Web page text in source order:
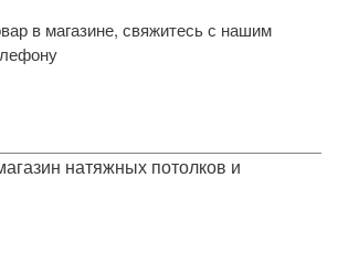
в магазине, свяжитесь с нашим
натяжных потолков и